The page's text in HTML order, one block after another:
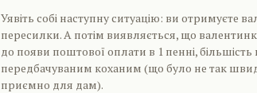
Уявіть собі наступну ситуацію: ви отримуєте
пересилки. А потім виявляється, що
до появи поштової оплати в 1 пенні,
передбачуваним коханим (що було не так
приємно для дам).